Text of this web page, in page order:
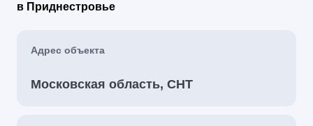
в Приднестровье
Адрес объекта
Московская область, СНТ